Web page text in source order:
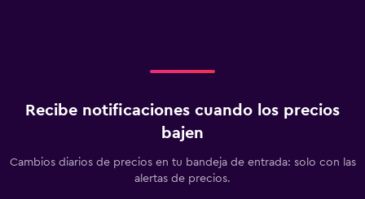
Recibe notificaciones cuando los precios
bajen
Cambios diarios de precios en tu bandeja de entrada: solo con las
alertas de precios.